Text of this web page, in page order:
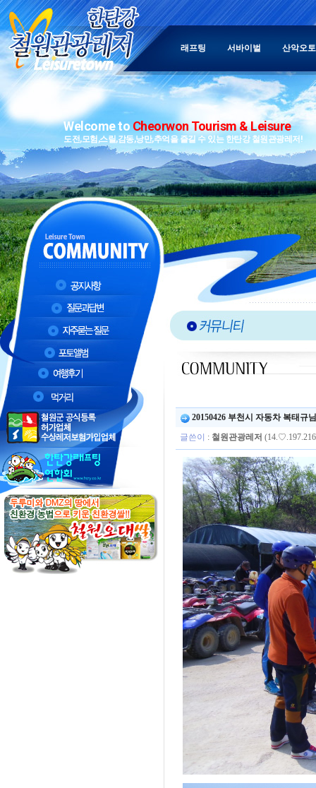
Welcome to Cheorwon Tourism & Leisure
도전,모험,스릴,감동,낭만,추억을 즐길 수 있는 한탄강 철원관광레저!
래프팅 서바이벌 산악오
20150426 부천시 자동차 복태규
글쓴이
: 철원관광레저